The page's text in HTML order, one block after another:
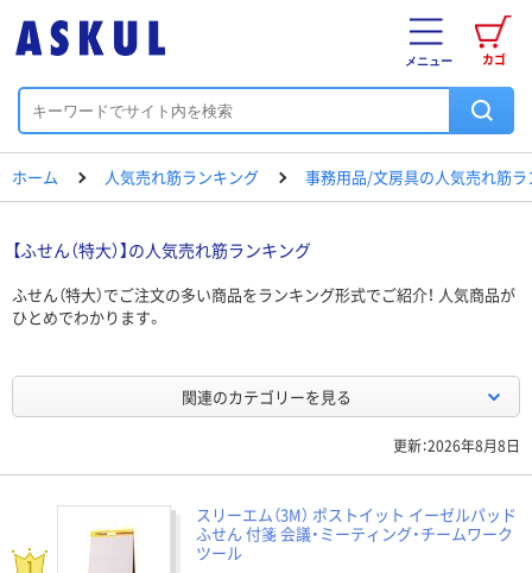
カゴ
メニュー
ホーム 人気売れ筋ランキング 事務用品/文房具の人気売れ筋ラ
【ふせん（特大）】の人気売れ筋ランキング
ふせん（特大）でご注文の多い商品をランキング形式でご紹介！ 人気商品が
ひとめでわかります。
関連のカテゴリーを見る
更新：2026年8月8日
スリーエム（3M） ポストイット イーゼルパッド
ふせん 付箋 会議・ミーティング・チームワーク
ツール